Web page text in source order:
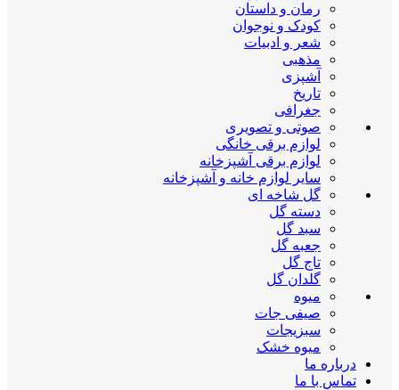
رمان و داستان
کودک و نوجوان
شعر و ادبیات
مذهبی
آشپزی
تاریخ
جغرافی
صوتی و تصویری
لوازم برقی خانگی
لوازم برقی آشپزخانه
سایر لوازم خانه و آشپزخانه
گل شاخه ای
دسته گل
سبد گل
جعبه گل
تاج گل
گلدان گل
میوه
صیفی جات
سبزیجات
میوه خشک
درباره ما
تماس با ما